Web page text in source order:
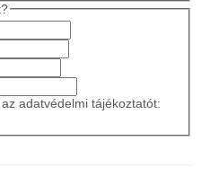
adatvédelmi tájékoztatót: